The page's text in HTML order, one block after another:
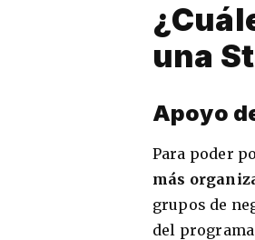
una
Apoyo
Para poder
más
grupos de
del programa